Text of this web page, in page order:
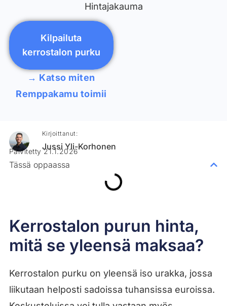
Hintajakauma
Kilpailuta
kerrostalon purku
→ Katso miten
Remppakamu toimii
Kerrostalon purun hinta,
mitä se yleensä maksaa?
Kerrostalon purku on yleensä iso urakka, jossa
liikutaan helposti sadoissa tuhansissa euroissa.
Kirjoittanut:
Jussi Yli-Korhonen
Päivitetty 21.1.2026
Tässä oppaassa